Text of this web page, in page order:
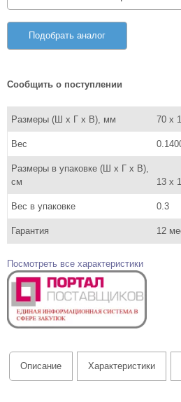
Подобрать аналог
Сообщить о поступлении
Размеры (Ш x Г x В), мм 70 x
Вес
Размеры в упаковке (Ш x Г x В),
см
13 x
Вес в упаковке 0.3
Гарантия 12
Посмотреть все характеристики
Описание Характеристики